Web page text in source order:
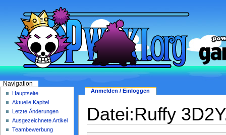
Datei:Ruffy
Anmelden / Einloggen
Navigation
Hauptseite
Aktuelle Kapitel
Letzte Änderungen
Ausgezeichnete Artikel
Teambewerbung